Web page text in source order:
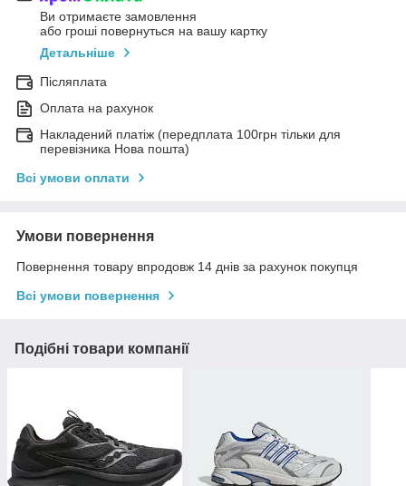
Ви отримаєте замовлення
або гроші повернуться на вашу картку
Детальніше
Післяплата
Оплата на рахунок
Накладений платіж (передплата 100грн тільки для
перевізника Нова пошта)
Всі умови оплати
Умови повернення
Повернення товару впродовж 14 днів за рахунок покупця
Всі умови повернення
Подібні товари компанії